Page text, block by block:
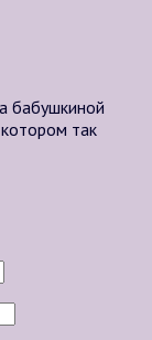
бабушкиной
так